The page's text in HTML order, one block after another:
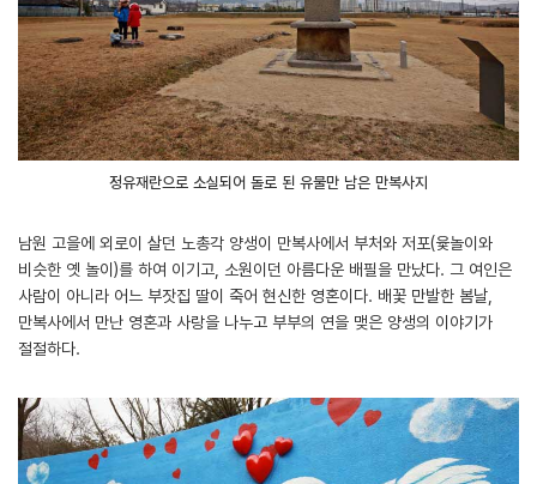
정유재란으로 소실되어 돌로 된 유물만 남은 만복사지
남원 고을에 외로이 살던 노총각 양생이 만복사에서 부처와 저포(윷놀이와
비슷한 옛 놀이)를 하여 이기고, 소원이던 아름다운 배필을 만났다. 그 여인은
사람이 아니라 어느 부잣집 딸이 죽어 현신한 영혼이다. 배꽃 만발한 봄날,
만복사에서 만난 영혼과 사랑을 나누고 부부의 연을 맺은 양생의 이야기가
절절하다.